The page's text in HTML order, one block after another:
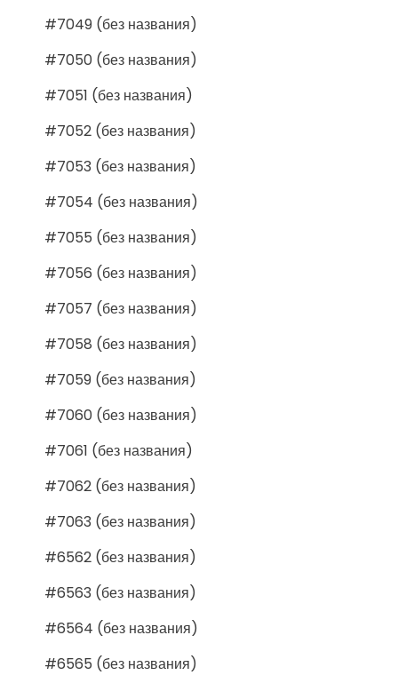
#7049 (без названия)
#7050 (без названия)
#7051 (без названия)
#7052 (без названия)
#7053 (без названия)
#7054 (без названия)
#7055 (без названия)
#7056 (без названия)
#7057 (без названия)
#7058 (без названия)
#7059 (без названия)
#7060 (без названия)
#7061 (без названия)
#7062 (без названия)
#7063 (без названия)
#6562 (без названия)
#6563 (без названия)
#6564 (без названия)
#6565 (без названия)